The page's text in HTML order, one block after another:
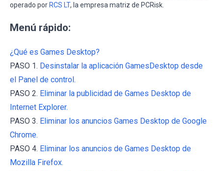
operado por RCS LT, la empresa matriz de PCRisk.
Menú rápido:
¿Qué es Games Desktop?
PASO 1. Desinstalar la aplicación GamesDesktop desde
el Panel de control.
PASO 2. Eliminar la publicidad de Games Desktop de
Internet Explorer.
PASO 3. Eliminar los anuncios Games Desktop de Google
Chrome.
PASO 4. Eliminar los anuncios de Games Desktop de
Mozilla Firefox.